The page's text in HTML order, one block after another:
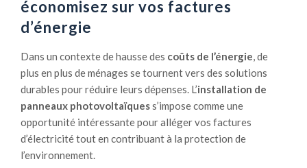
c
i
é
d
e
v
o
s
p
s
&
a
n
n
e
a
u
x
économisez sur vos factures
d’énergie
Dans un contexte de hausse des coûts de l’énergie, de
plus en plus de ménages se tournent vers des solutions
durables pour réduire leurs dépenses. L’installation de
panneaux photovoltaïquess’impose comme une
opportunité intéressante pour alléger vos factures
d’électricité tout en contribuant à la protection de
l’environnement.